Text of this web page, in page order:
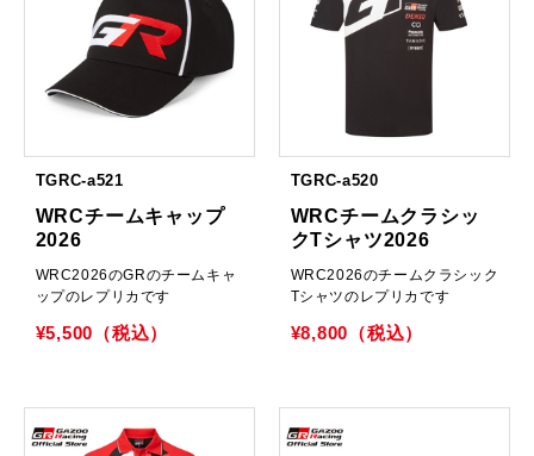
TGRC-a521
WRCチームキャップ
2026
WRC2026のGRのチームキャ
ップのレプリカです
¥5,500（税込）
TGRC-a520
WRCチームクラシッ
クTシャツ2026
WRC2026のチームクラシック
Tシャツのレプリカです
¥8,800（税込）